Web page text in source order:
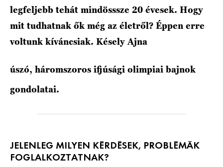
legfeljebb tehát mindösssze 20 évesek. Hogy
mit tudhatnak ők még az életről? Éppen erre
voltunk kíváncsiak. Késely Ajna
úszó, háromszoros ifjúsági olimpiai bajnok
gondolatai.
JELENLEG MILYEN KÉRDÉSEK, PROBLÉMÁK
FOGLALKOZTATNAK?